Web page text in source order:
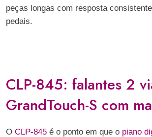
peças longas com resposta
pedais.
CLP-845: falantes 2
GrandTouch-S com
O CLP-845 é o ponto em que o piano